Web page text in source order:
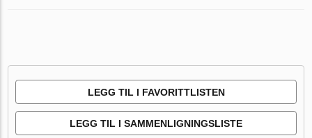
LEGG TIL I FAVORITTLISTEN
LEGG TIL I SAMMENLIGNINGSLISTE